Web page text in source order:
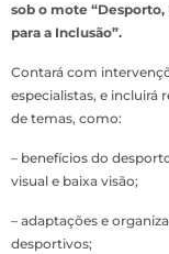
sob o mote
para a Inclusão”.
Contará com
especialistas, e incluirá
de temas, como:
– benefícios do
visual e baixa visão;
– adaptações e
desportivos;